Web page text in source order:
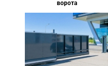
ворота